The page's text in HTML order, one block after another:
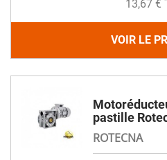
13,67 €
VOIR LE
pastille
ROTECNA